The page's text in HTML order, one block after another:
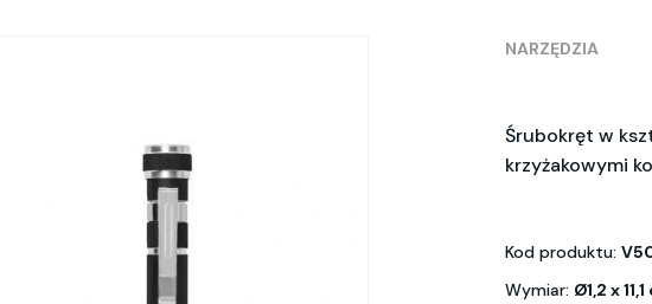
NARZĘDZIA
Śrubokręt w
krzyżakowymi
Kod produktu:
Wymiar: Ø1,2 x